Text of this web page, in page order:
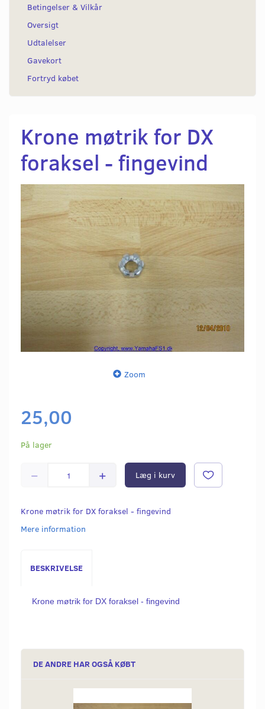
Betingelser & Vilkår
Oversigt
Udtalelser
Gavekort
Fortryd købet
Krone møtrik for DX
foraksel - fingevind
Zoom
25,00
På lager
Læg i kurv
Krone møtrik for DX foraksel - fingevind
Mere information
BESKRIVELSE
Krone møtrik for DX foraksel - fingevind
DE ANDRE HAR OGSÅ KØBT